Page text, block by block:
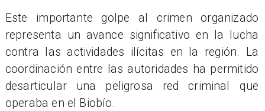
Este importante golpe al crimen organizado
representa un avance significativo en la lucha
contra las actividades ilícitas en la región. La
coordinación entre las autoridades ha permitido
desarticular una peligrosa red criminal que
operaba en el Biobío.